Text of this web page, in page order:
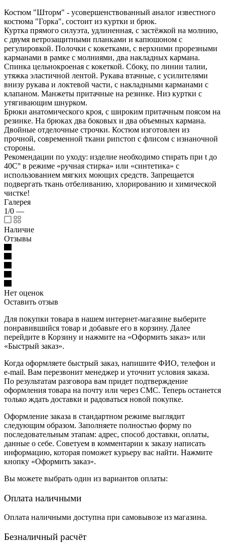
Костюм "Шторм" - усовершенствованный аналог известного
костюма "Горка", состоит из куртки и брюк.
Куртка прямого силуэта, удлиненная, с застёжкой на молнию,
с двумя ветрозащитными планками и капюшоном с
регулировкой. Полочки с кокетками, с верхними прорезными
карманами в рамке с молниями, два накладных кармана.
Спинка цельнокроеная с кокеткой. Сбоку, по линии талии,
утяжка эластичной лентой. Рукава втачные, с усилителями
внизу рукава и локтевой части, с накладными карманами с
клапаном. Манжеты притачные на резинке. Низ куртки с
утягивающим шнурком.
Брюки анатомического кроя, с широким притачным поясом на
резинке. На брюках два боковых и два объемных кармана.
Двойные отделочные строчки. Костюм изготовлен из
прочной, современной ткани рипстоп с флисом с изнаночной
стороны.
Рекомендации по уходу: изделие необходимо стирать при t до
40С° в режиме «ручная стирка» или «синтетика» с
использованием мягких моющих средств. Запрещается
подвергать ткань отбеливанию, хлорированию и химической
чистке!
Галерея
1/0 —
Наличие
Отзывы
Нет оценок
Оставить отзыв
Для покупки товара в нашем интернет-магазине выберите
понравившийся товар и добавьте его в корзину. Далее
перейдите в Корзину и нажмите на «Оформить заказ» или
«Быстрый заказ».
Когда оформляете быстрый заказ, напишите ФИО, телефон и
e-mail. Вам перезвонит менеджер и уточнит условия заказа.
По результатам разговора вам придет подтверждение
оформления товара на почту или через СМС. Теперь останется
только ждать доставки и радоваться новой покупке.
Оформление заказа в стандартном режиме выглядит
следующим образом. Заполняете полностью форму по
последовательным этапам: адрес, способ доставки, оплаты,
данные о себе. Советуем в комментарии к заказу написать
информацию, которая поможет курьеру вас найти. Нажмите
кнопку «Оформить заказ».
Вы можете выбрать один из вариантов оплаты:
Оплата наличными
Оплата наличными доступна при самовывозе из магазина.
Безналичный расчёт